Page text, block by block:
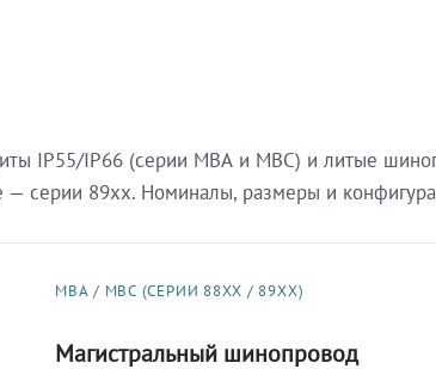
IP55/IP66 (серии МВА и МВС) и литые
89xx. Номиналы, размеры и
МВА / МВС (СЕРИИ 88XX / 89XX)
Магистральный шинопровод